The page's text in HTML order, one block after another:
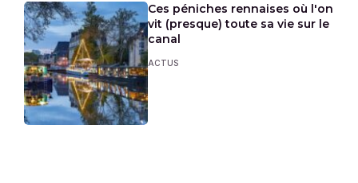
Ces péniches rennaises où l'on
vit (presque) toute sa vie sur le
canal
ACTUS